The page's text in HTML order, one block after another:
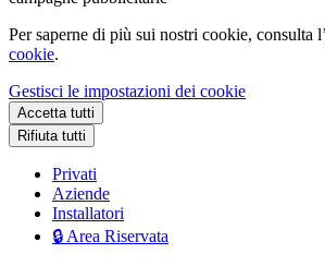
Per saperne di più sui nostri cookie, consulta l’
cookie.
Gestisci le impostazioni dei cookie
Accetta tutti
Rifiuta tutti
Privati
Aziende
Installatori
🔒 Area Riservata